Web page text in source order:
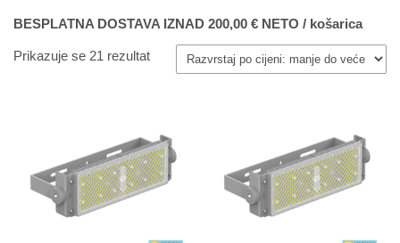
BESPLATNA DOSTAVA IZNAD 200,00 € NETO / košarica
Prikazuje se 21 rezultat